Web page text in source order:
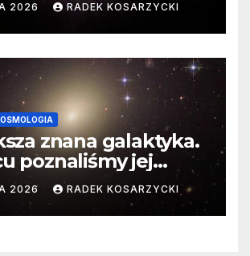
2026 RADEK KOSARZYCKI
znana galaktyka.
poznaliśmy jej
wymiary
2026 RADEK KOSARZYCKI